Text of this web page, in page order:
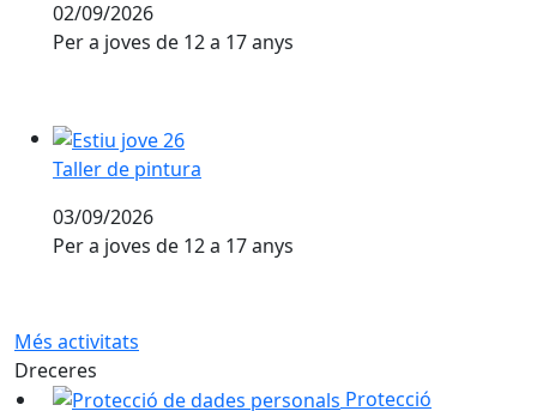
02/09/2026
Taller de pintura
03/09/2026
Més activitats
Dreceres